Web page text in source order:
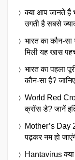
क्या आप जानते हैं
उगती है सबसे
भारत का कौन-सा
मिली यह खास
भारत का पहला
कौन-सा है?
World Red
क्रॉस डे? जानें
Mother’s Day
पढ़कर नम हो
Hantavirus